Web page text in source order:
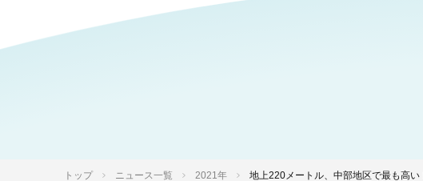
トップ ニュース一覧 2021年 地上220メートル、中部地区で最も高